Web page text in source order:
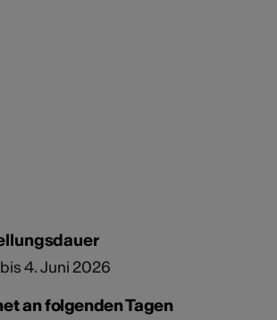
4. Juni 2026
an folgenden Tagen